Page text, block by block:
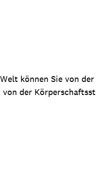
können Sie von
der